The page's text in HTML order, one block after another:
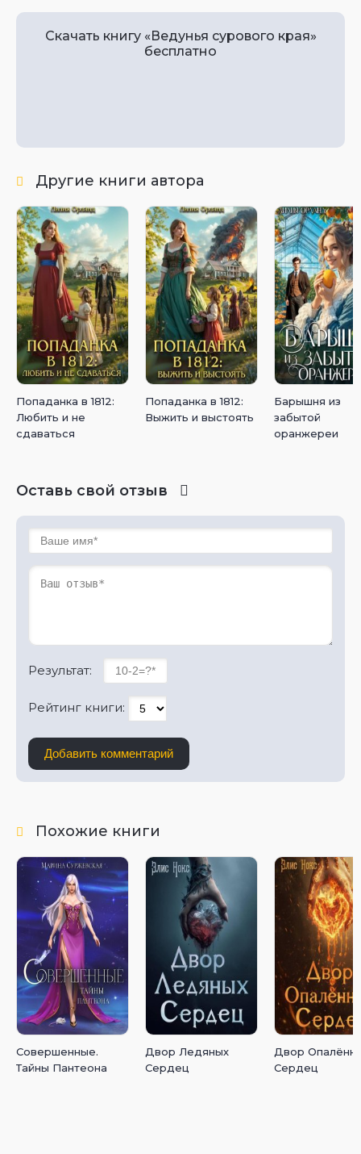
Скачать книгу «Ведунья сурового края»
бесплатно
Другие книги автора
Попаданка в 1812:
Любить и не
сдаваться
Попаданка в 1812:
Выжить и выстоять
Барышня из
забытой
оранжереи
Оставь свой отзыв
Результат:
Рейтинг книги:
Добавить комментарий
Похожие книги
Совершенные.
Тайны Пантеона
Двор Ледяных
Сердец
Двор
Сердец